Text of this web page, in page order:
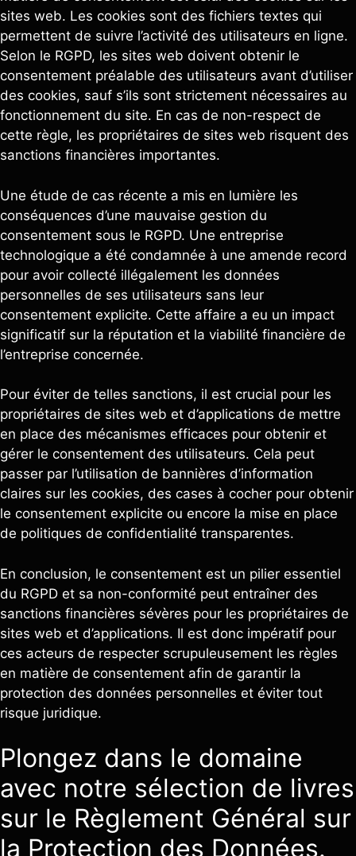
sites web. Les cookies sont des fichiers textes qui
permettent de suivre l’activité des utilisateurs en ligne.
Selon le RGPD, les sites web doivent obtenir le
consentement préalable des utilisateurs avant d’utiliser
des cookies, sauf s’ils sont strictement nécessaires au
fonctionnement du site. En cas de non-respect de
cette règle, les propriétaires de sites web risquent des
sanctions financières importantes.
Une étude de cas récente a mis en lumière les
conséquences d’une mauvaise gestion du
consentement sous le RGPD. Une entreprise
technologique a été condamnée à une amende record
pour avoir collecté illégalement les données
personnelles de ses utilisateurs sans leur
consentement explicite. Cette affaire a eu un impact
significatif sur la réputation et la viabilité financière de
l’entreprise concernée.
Pour éviter de telles sanctions, il est crucial pour les
propriétaires de sites web et d’applications de mettre
en place des mécanismes efficaces pour obtenir et
gérer le consentement des utilisateurs. Cela peut
passer par l’utilisation de bannières d’information
claires sur les cookies, des cases à cocher pour obtenir
le consentement explicite ou encore la mise en place
de politiques de confidentialité transparentes.
En conclusion, le consentement est un pilier essentiel
du RGPD et sa non-conformité peut entraîner des
sanctions financières sévères pour les propriétaires de
sites web et d’applications. Il est donc impératif pour
ces acteurs de respecter scrupuleusement les règles
en matière de consentement afin de garantir la
protection des données personnelles et éviter tout
risque juridique.
Plongez dans le domaine
avec notre sélection de livres
sur le Règlement Général sur
la Protection des Données.